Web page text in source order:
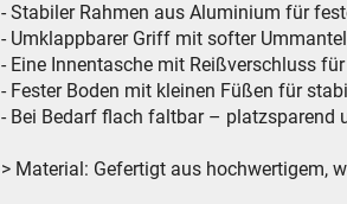
- Stabiler Rahmen aus Aluminium für
- Umklappbarer Griff mit softer
- Eine Innentasche mit Reißverschluss
- Fester Boden mit kleinen Füßen für
- Bei Bedarf flach faltbar – platzsparend
> Material: Gefertigt aus hochwertigem,